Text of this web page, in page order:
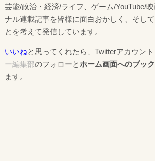
芸能/政治・経済/ライフ、ゲーム/YouTube/
ナル連載記事を皆様に面白おかしく、そし
とを考えて発信しています。
いいねと思ってくれたら、Twitterアカウント
ー編集部のフォローとホーム画面へのブッ
ます。